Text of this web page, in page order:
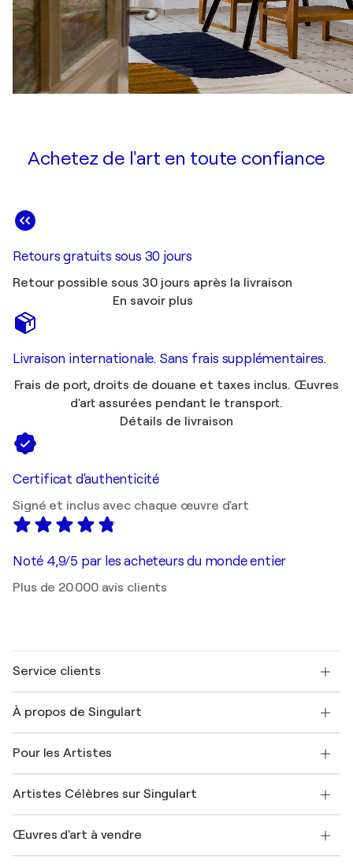
Achetez de l'art en toute confiance
Retours gratuits sous 30 jours
Retour possible sous 30 jours après la livraison
En savoir plus
Livraison internationale. Sans frais supplémentaires.
Frais de port, droits de douane et taxes inclus. Œuvres
d'art assurées pendant le transport.
Détails de livraison
Certificat d'authenticité
Signé et inclus avec chaque œuvre d'art
Noté 4,9/5 par les acheteurs du monde entier
Plus de 20 000 avis clients
Service clients
Expédition
Offrir une carte cadeau
Rejoignez notre programme commercial
Mon compte
+33 1 76 44 06 42
À propos de Singulart
FAQ
Magazine Singulart
Emplois
Découvrez une sélection d'art original
Pour les Artistes
Se connecter en tant qu'Artiste
Artistes Célèbres sur Singulart
Marc Chagall
Œuvres d'art à vendre